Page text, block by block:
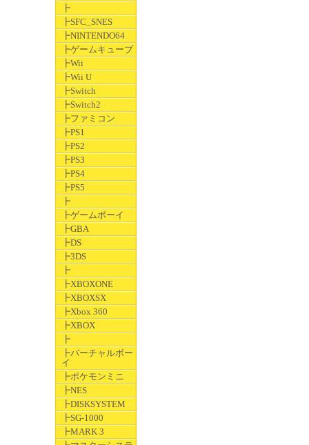
┣
┣SFC_SNES
┣NINTENDO64
┣ゲームキューブ
┣Wii
┣Wii U
┣Switch
┣Switch2
┣ファミコン
┣PS1
┣PS2
┣PS3
┣PS4
┣PS5
┣
┣ゲームボーイ
┣GBA
┣DS
┣3DS
┣
┣XBOXONE
┣XBOXSX
┣Xbox 360
┣XBOX
┣
┣バーチャルボー
イ
┣ポケモンミニ
┣NES
┣DISKSYSTEM
┣SG-1000
┣MARK 3